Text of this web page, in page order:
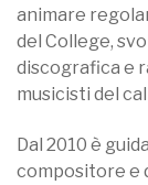
animare
del College,
discografica e
musicisti del
Dal 2010 è
compositore e